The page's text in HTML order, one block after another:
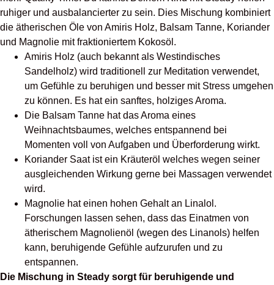
ruhiger und ausbalancierter zu sein. Dies Mischung kombiniert
die ätherischen Öle von Amiris Holz, Balsam Tanne, Koriander
und Magnolie mit fraktioniertem Kokosöl.
Amiris Holz (auch bekannt als Westindisches
Sandelholz) wird traditionell zur Meditation verwendet,
um Gefühle zu beruhigen und besser mit Stress umgehen
zu können. Es hat ein sanftes, holziges Aroma.
Die Balsam Tanne hat das Aroma eines
Weihnachtsbaumes, welches entspannend bei
Momenten voll von Aufgaben und Überforderung wirkt.
Koriander Saat ist ein Kräuteröl welches wegen seiner
ausgleichenden Wirkung gerne bei Massagen verwendet
wird.
Magnolie hat einen hohen Gehalt an Linalol.
Forschungen lassen sehen, dass das Einatmen von
ätherischem Magnolienöl (wegen des Linanols) helfen
kann, beruhigende Gefühle aufzurufen und zu
entspannen.
Die Mischung in Steady sorgt für beruhigende und